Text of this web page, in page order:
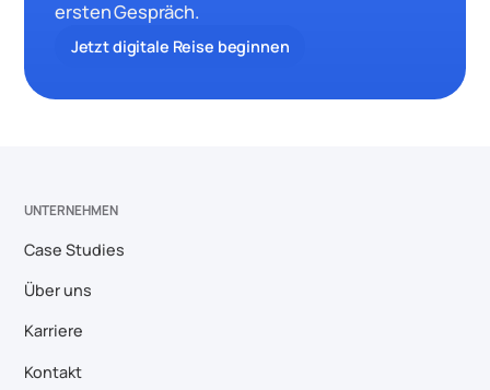
ersten Gespräch.
Jetzt digitale Reise beginnen
UNTERNEHMEN
Case Studies
Über uns
Karriere
Kontakt